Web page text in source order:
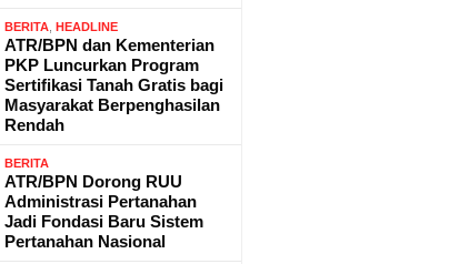
BERITA HEADLINE
ATR/BPN dan Kementerian
PKP Luncurkan Program
Sertifikasi Tanah Gratis bagi
Masyarakat Berpenghasilan
Rendah
BERITA
ATR/BPN Dorong RUU
Administrasi Pertanahan
Jadi Fondasi Baru Sistem
Pertanahan Nasional